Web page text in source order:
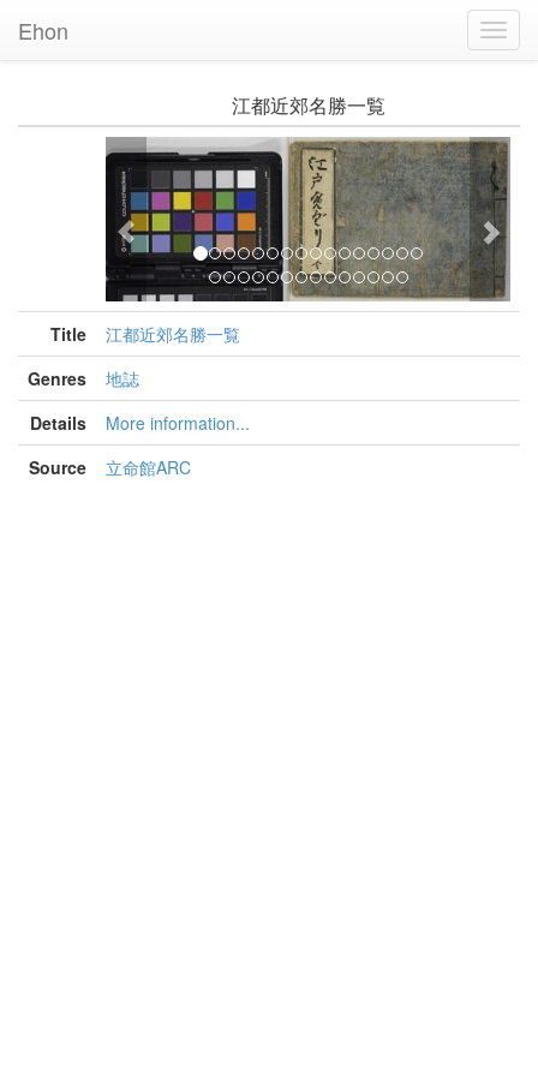
Ehon
江都近郊名勝一覧
Previous Next
Title
江都近郊名勝一覧
Genres
地誌
Details
More information...
Source
立命館ARC